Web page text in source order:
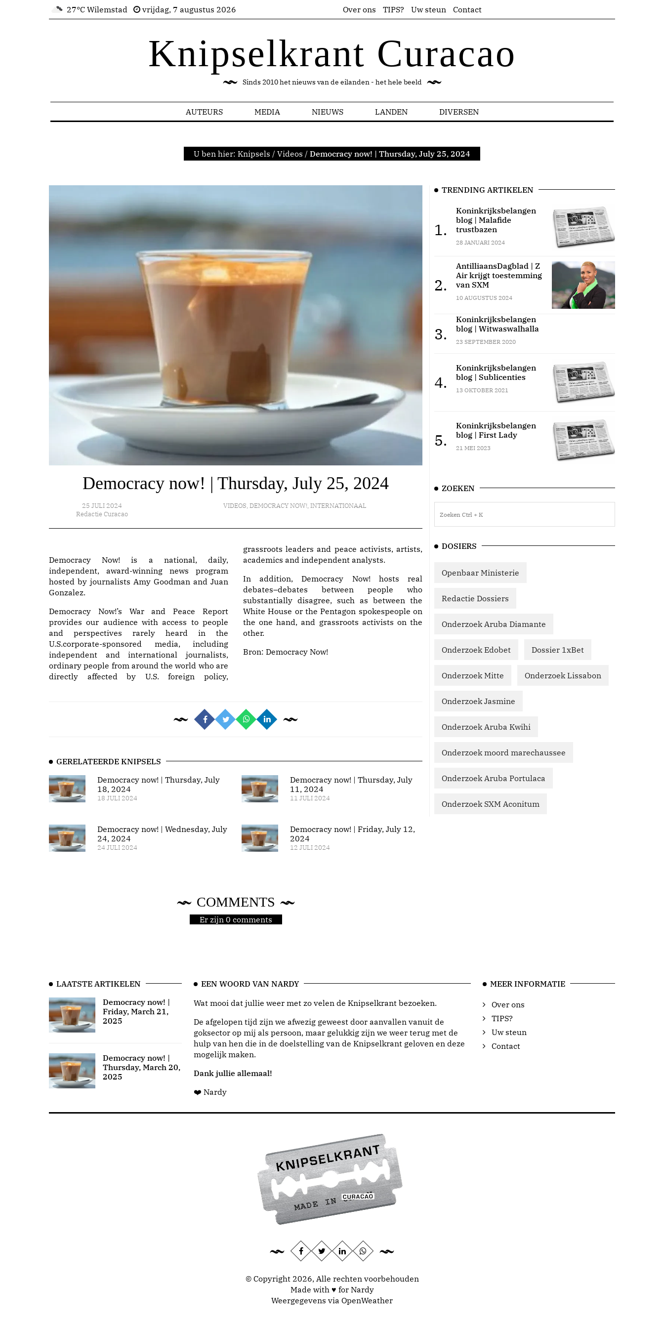
27°C Wilemstad vrijdag, 7 augustus 2026 Over ons TIPS? Uw steun Contact
Knipselkrant Curacao
Sinds 2010 het nieuws van de eilanden - het hele beeld
AUTEURS MEDIA NIEUWS LANDEN DIVERSEN
U ben hier: Knipsels / Videos / Democracy now! | Thursday, July 25, 2024
Democracy now! | Thursday, July 25, 2024
25 JULI 2024
Redactie Curacao
VIDEOS, DEMOCRACY NOW!, INTERNATIONAAL
Democracy Now! is a national, daily,
independent, award-winning news program
hosted by journalists Amy Goodman and Juan
Gonzalez.
Democracy Now!’s War and Peace Report
provides our audience with access to people
and perspectives rarely heard in the
U.S.corporate-sponsored media, including
independent and international journalists,
ordinary people from around the world who are
directly affected by U.S. foreign policy,
grassroots leaders and peace activists, artists,
academics and independent analysts.
In addition, Democracy Now! hosts real
debates–debates between people who
substantially disagree, such as between the
White House or the Pentagon spokespeople on
the one hand, and grassroots activists on the
other.
Bron: Democracy Now!
GERELATEERDE KNIPSELS
Democracy now! | Thursday, July
18, 2024
18 JULI 2024
Democracy now! | Wednesday, July
24, 2024
24 JULI 2024
Democracy now! | Thursday, July
11, 2024
11 JULI 2024
Democracy now! | Friday, July 12,
2024
12 JULI 2024
COMMENTS
Er zijn 0 comments
TRENDING ARTIKELEN
1.
Koninkrijksbelangen
blog | Malafide
trustbazen
28 JANUARI 2024
2.
AntilliaansDagblad | Z
Air krijgt toestemming
van SXM
10 AUGUSTUS 2024
3.
Koninkrijksbelangen
blog | Witwaswalhalla
23 SEPTEMBER 2020
4.
Koninkrijksbelangen
blog | Sublicenties
13 OKTOBER 2021
5.
Koninkrijksbelangen
blog | First Lady
21 MEI 2023
ZOEKEN
DOSIERS
Openbaar Ministerie
Redactie Dossiers
Onderzoek Aruba Diamante
Onderzoek Edobet Dossier 1xBet
Onderzoek Mitte Onderzoek Lissabon
Onderzoek Jasmine
Onderzoek Aruba Kwihi
Onderzoek moord marechaussee
Onderzoek Aruba Portulaca
Onderzoek SXM Aconitum
LAATSTE ARTIKELEN
Democracy now! |
Friday, March 21,
2025
Democracy now! |
Thursday, March 20,
2025
EEN WOORD VAN NARDY
Wat mooi dat jullie weer met zo velen de Knipselkrant bezoeken.
De afgelopen tijd zijn we afwezig geweest door aanvallen vanuit de
goksector op mij als persoon, maar gelukkig zijn we weer terug met de
hulp van hen die in de doelstelling van de Knipselkrant geloven en deze
mogelijk maken.
Dank jullie allemaal!
❤️ Nardy
MEER INFORMATIE
Over ons
TIPS?
Uw steun
Contact
© Copyright 2026, Alle rechten voorbehouden
Made with ♥ for Nardy
Weergegevens via OpenWeather